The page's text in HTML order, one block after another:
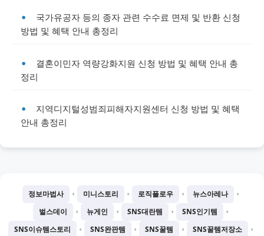
국가유공자 등의 종자 관련 수수료 면제 및 반환 신청
방법 및 혜택 안내 총정리
결혼이민자 역량강화지원 신청 방법 및 혜택 안내 총
정리
지역디지털성범죄피해자지원센터 신청 방법 및 혜택
안내 총정리
정보마법사 • 미니스토리 • 로직플로우 • 뉴스아레나 •
벌스데이 • 뉴게인 • SNS대란템 • SNS인기템 •
SNS이슈템스토리 • SNS완판템 • SNS꿀템 • SNS꿀템저장소 •